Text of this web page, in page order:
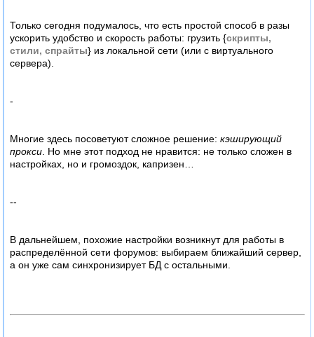
Только сегодня подумалось, что есть простой способ в разы
ускорить удобство и скорость работы: грузить {скрипты,
стили, спрайты} из локальной сети (или с виртуального
сервера).
-
Многие здесь посоветуют сложное решение: кэширующий
прокси . Но мне этот подход не нравится: не только сложен в
настройках, но и громоздок, капризен…
--
В дальнейшем, похожие настройки возникнут для работы в
распределённой сети форумов: выбираем ближайший сервер,
а он уже сам синхронизирует БД с остальными.